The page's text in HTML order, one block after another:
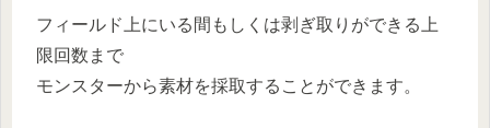
フィールド上にいる間もしくは剥ぎ取りができる上
限回数まで
モンスターから素材を採取することができます。